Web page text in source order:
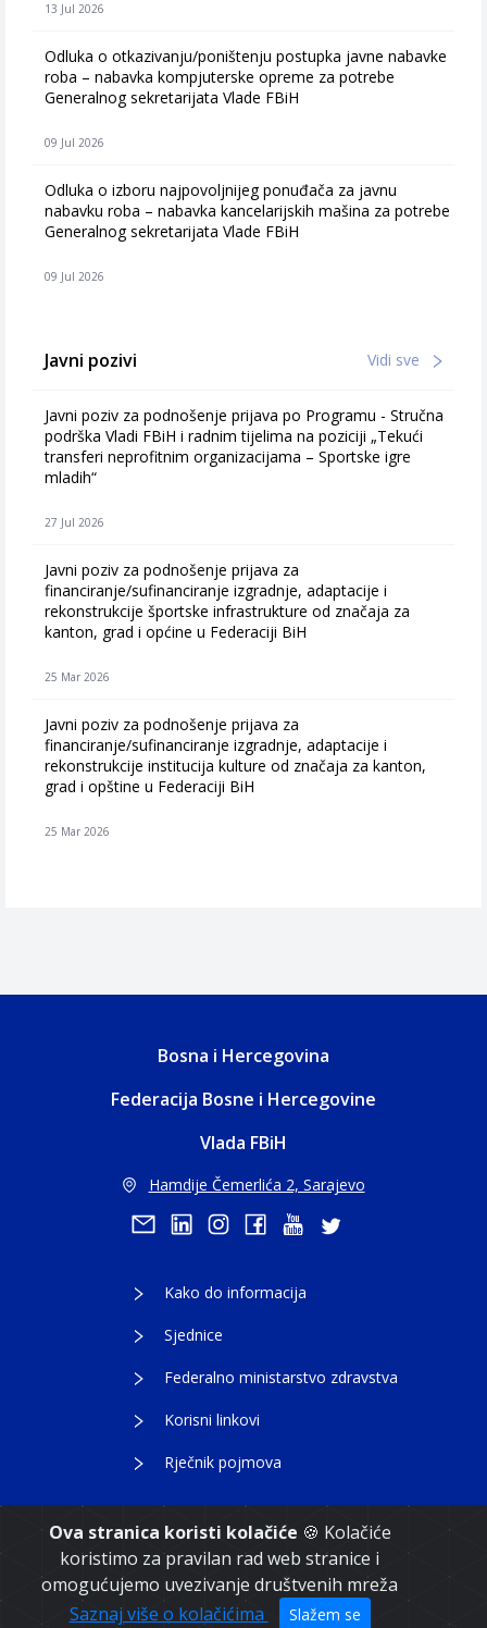
Ova stranica koristi kolačiće 🍪 Kolačiće
koristimo za pravilan rad web stranice i
omogućujemo uvezivanje društvenih mreža
Saznaj više o kolačićima
Slažem se
13 Jul 2026
Odluka o otkazivanju/poništenju postupka javne nabavke
roba – nabavka kompjuterske opreme za potrebe
Generalnog sekretarijata Vlade FBiH
09 Jul 2026
Odluka o izboru najpovoljnijeg ponuđača za javnu
nabavku roba – nabavka kancelarijskih mašina za potrebe
Generalnog sekretarijata Vlade FBiH
09 Jul 2026
Javni pozivi Vidi sve
Javni poziv za podnošenje prijava po Programu - Stručna
podrška Vladi FBiH i radnim tijelima na poziciji „Tekući
transferi neprofitnim organizacijama – Sportske igre
mladih“
27 Jul 2026
Javni poziv za podnošenje prijava za
financiranje/sufinanciranje izgradnje, adaptacije i
rekonstrukcije športske infrastrukture od značaja za
kanton, grad i općine u Federaciji BiH
25 Mar 2026
Javni poziv za podnošenje prijava za
financiranje/sufinanciranje izgradnje, adaptacije i
rekonstrukcije institucija kulture od značaja za kanton,
grad i opštine u Federaciji BiH
25 Mar 2026
Bosna i Hercegovina
Federacija Bosne i Hercegovine
Vlada FBiH
Hamdije Čemerlića 2, Sarajevo
Kako do informacija
Sjednice
Federalno ministarstvo zdravstva
Korisni linkovi
Rječnik pojmova
Copyright 2021. Vlada Federacije Bosne i
Hercegovine